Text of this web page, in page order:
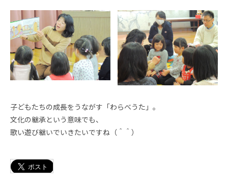
子どもたちの成長をうながす「わらべうた」。
文化の継承という意味でも、
歌い遊び継いでいきたいですね（＾＾）